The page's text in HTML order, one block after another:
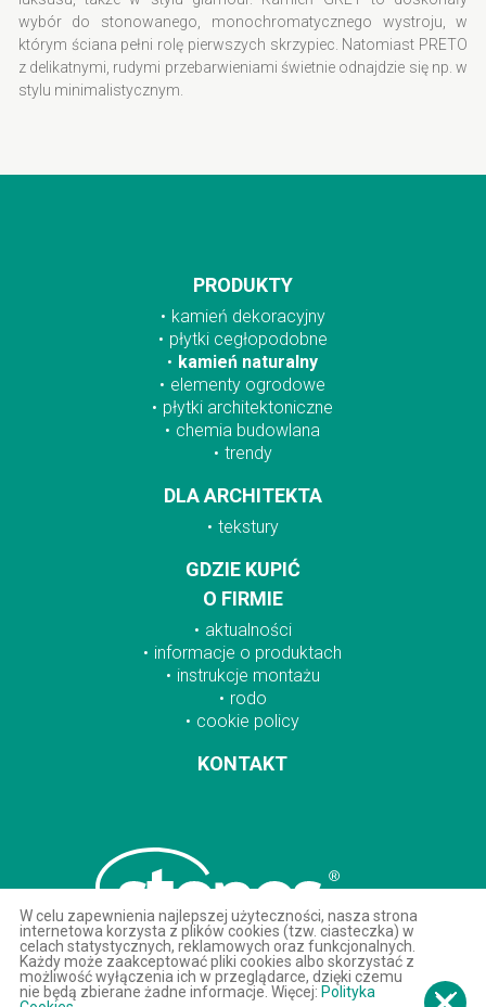
wybór do stonowanego, monochromatycznego wystroju, w
którym ściana pełni rolę pierwszych skrzypiec. Natomiast PRETO
z delikatnymi, rudymi przebarwieniami świetnie odnajdzie się np. w
stylu minimalistycznym.
PRODUKTY
kamień dekoracyjny
płytki cegłopodobne
kamień naturalny
elementy ogrodowe
płytki architektoniczne
chemia budowlana
trendy
DLA ARCHITEKTA
tekstury
GDZIE KUPIĆ
O FIRMIE
aktualności
informacje o produktach
instrukcje montażu
rodo
cookie policy
KONTAKT
W celu zapewnienia najlepszej użyteczności, nasza strona
internetowa korzysta z plików cookies (tzw. ciasteczka) w
celach statystycznych, reklamowych oraz funkcjonalnych.
Każdy może zaakceptować pliki cookies albo skorzystać z
możliwość wyłączenia ich w przeglądarce, dzięki czemu
nie będą zbierane żadne informacje. Więcej: Polityka